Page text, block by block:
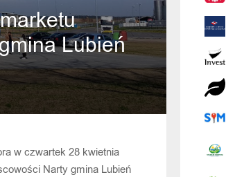
Lubień
w czwartek 28 kwietnia
Narty gmina Lubień